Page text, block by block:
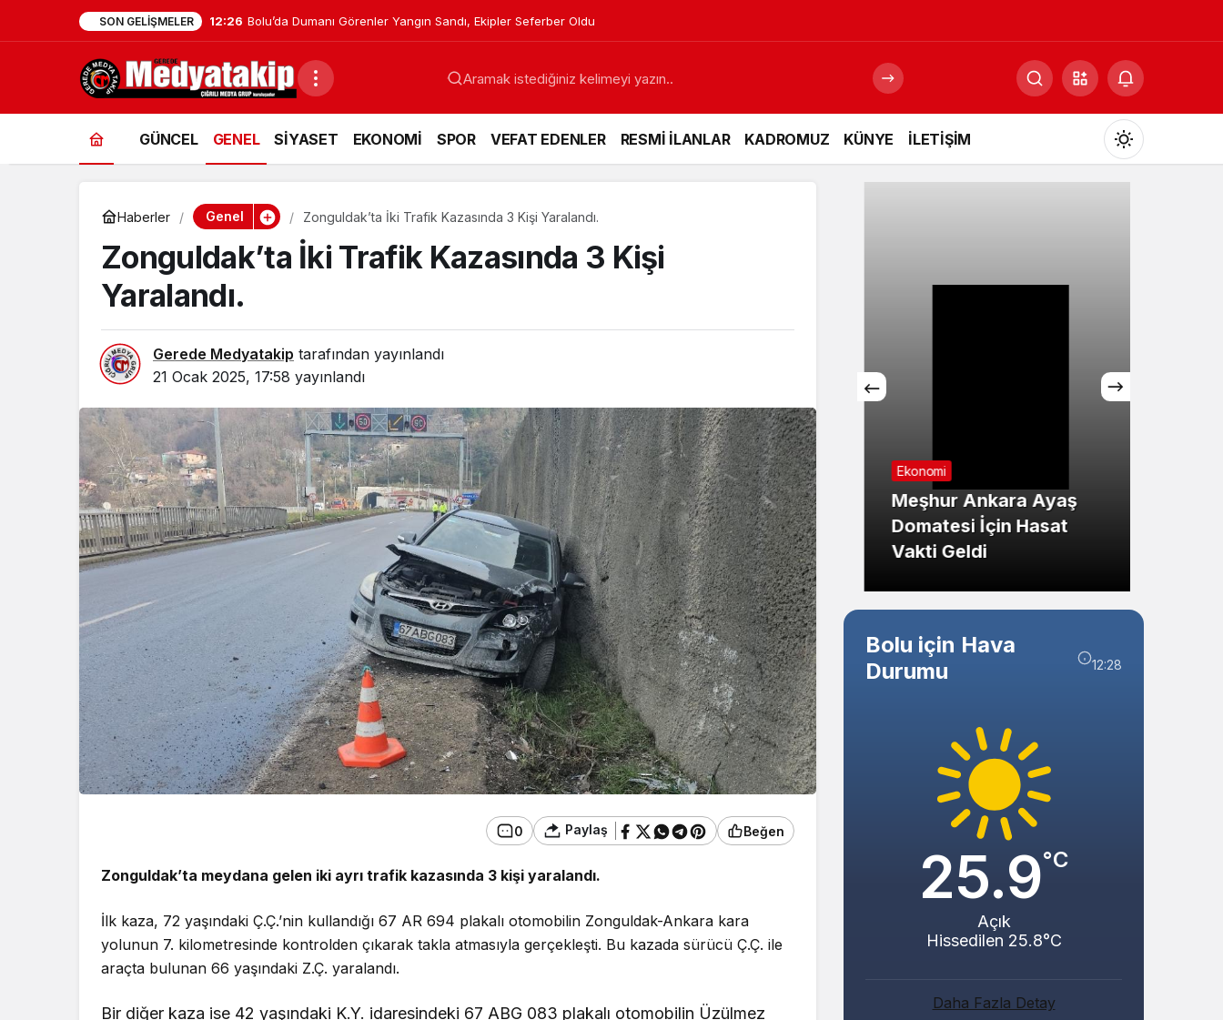
SON GELIŞMELER 12:04 Gerede’de EDEP Toplantısı Yapıldı
GÜNCEL GENEL SİYASET EKONOMİ SPOR VEFAT EDENLER RESMİ İLANLAR KADROMUZ KÜNYE İLETİŞİM
Mod
değiştir
Gündüz Modu
Haberler Genel Zonguldak’ta İki Trafik Kazasında 3 Kişi Yaralandı.
Zonguldak’ta İki Trafik Kazasında 3 Kişi
Yaralandı.
Gerede Medyatakip tarafından yayınlandı
21 Ocak 2025, 17:58 yayınlandı
0 Paylaş Beğen
Zonguldak’ta meydana gelen iki ayrı trafik kazasında 3 kişi yaralandı.
İlk kaza, 72 yaşındaki Ç.Ç.’nin kullandığı 67 AR 694 plakalı otomobilin Zonguldak-Ankara kara
yolunun 7. kilometresinde kontrolden çıkarak takla atmasıyla gerçekleşti. Bu kazada sürücü Ç.Ç. ile
araçta bulunan 66 yaşındaki Z.Ç. yaralandı.
Bir diğer kaza ise 42 yaşındaki K.Y. idaresindeki 67 ABG 083 plakalı otomobilin Üzülmez
Güncel
Bolu’da Dumanı Görenler
Yangın Sandı, Ekipler
Seferber Oldu
Güncel
Gerede’de EDEP
Toplantısı Yapıldı
Ekonomi
Meşhur Ankara Ayaş
Domatesi İçin Hasat
Vakti Geldi
Bolu için Hava
Durumu
12:28
25.9°C
Açık
Hissedilen 25.8°C
Daha Fazla Detay